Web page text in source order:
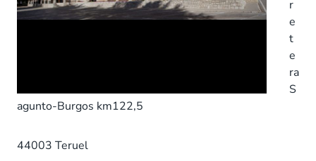
r
e
t
e
ra
S
agunto-Burgos km122,5
44003 Teruel